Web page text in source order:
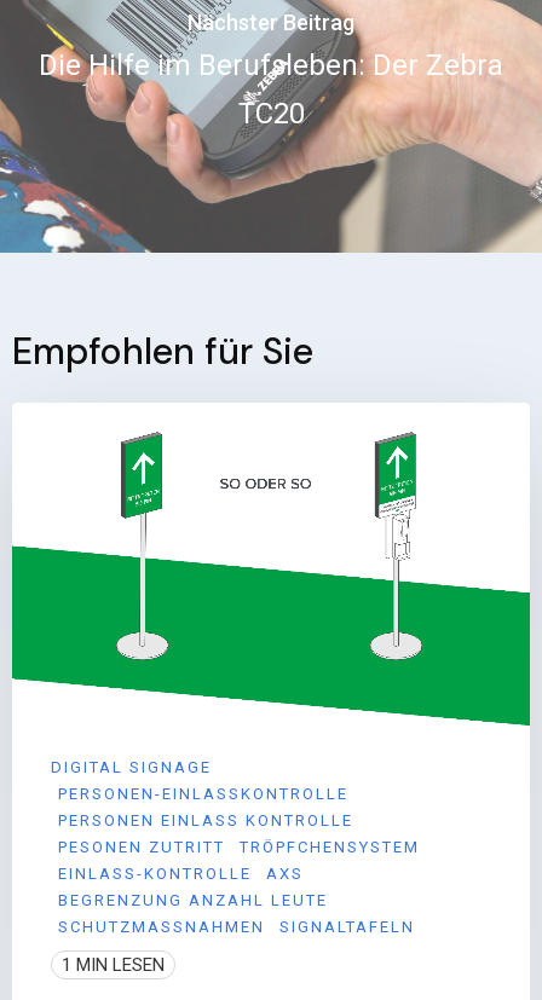
Nächster Beitrag
Die Hilfe im Berufsleben: Der Zebra
TC20
Empfohlen für Sie
DIGITAL SIGNAGE
PERSONEN-EINLASSKONTROLLE
PERSONEN EINLASS KONTROLLE
PESONEN ZUTRITT
TRÖPFCHENSYSTEM
EINLASS-KONTROLLE
AXS
BEGRENZUNG ANZAHL LEUTE
SCHUTZMASSNAHMEN
SIGNALTAFELN
1 MIN LESEN